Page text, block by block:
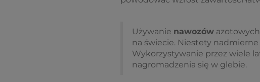
Używanie nawozówazotowych
na świecie. Niestety
Wykorzystywanie przez wiele
nagromadzenia się w glebie.